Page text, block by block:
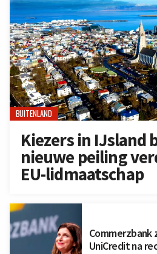
BUITENLAND
Kiezers in IJsland
nieuwe peiling
EU-lidmaatschap
UniCredit na